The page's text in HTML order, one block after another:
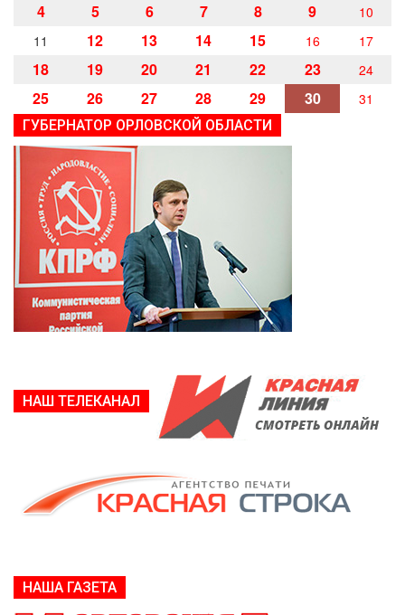
4 5 6 7 8 9
10
11
12 13 14 15 16 17
18 19 20 21 22 23 24
25 26 27 28 29 30 31
ГУБЕРНАТОР ОРЛОВСКОЙ ОБЛАСТИ
НАШ ТЕЛЕКАНАЛ
НАША ГАЗЕТА